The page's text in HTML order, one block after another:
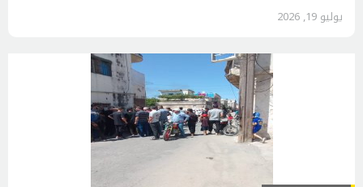
يوليو 19, 2026